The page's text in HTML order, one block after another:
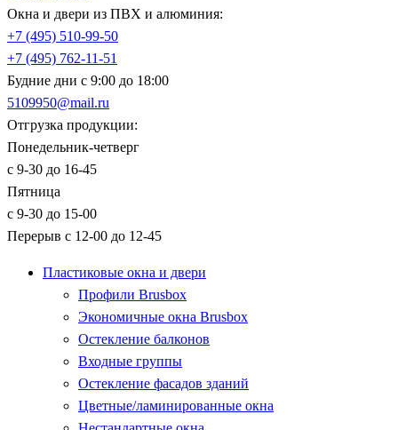
Окна и двери из ПВХ и алюминия:
+7 (495) 510-99-50
+7 (495) 762-11-51
Будние дни с 9:00 до 18:00
5109950@mail.ru
Отгрузка продукции:
Понедельник-четверг
с 9-30 до 16-45
Пятница
с 9-30 до 15-00
Перерыв с 12-00 до 12-45
Пластиковые окна и двери
Профили Brusbox
Экономичные окна Brusbox
Остекление балконов
Входные группы
Остекление фасадов зданий
Цветные/ламинированные окна